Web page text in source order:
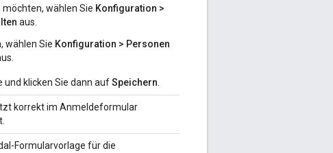
wählen Sie Konfiguration >
aus.
wählen Sie Konfiguration > Personen
und klicken Sie dann aufSpeichern
korrekt im Anmeldeformular
Formularvorlage für die